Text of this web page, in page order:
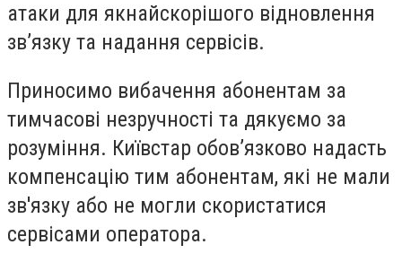
атаки для якнайскорішого відновлення
зв’язку та надання сервісів.
Приносимо вибачення абонентам за
тимчасові незручності та дякуємо за
розуміння. Київстар обов’язково надасть
компенсацію тим абонентам, які не мали
зв'язку або не могли скористатися
сервісами оператора.